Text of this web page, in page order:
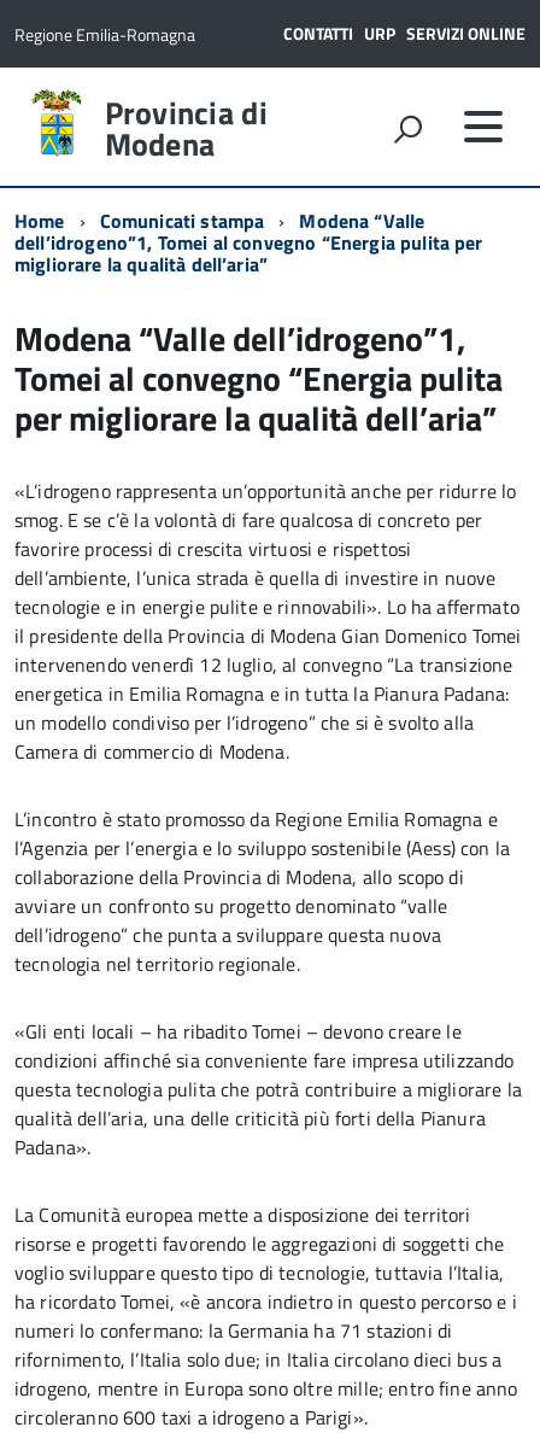
Regione Emilia-Romagna CONTATTI URP SERVIZI ONLINE
Provincia di
Modena
Home Comunicati stampa Modena “Valle
dell’idrogeno”1, Tomei al convegno “Energia pulita per
migliorare la qualità dell’aria”
Modena “Valle dell’idrogeno”1,
Tomei al convegno “Energia pulita
per migliorare la qualità dell’aria”
«L’idrogeno rappresenta un’opportunità anche per ridurre lo
smog. E se c’è la volontà di fare qualcosa di concreto per
favorire processi di crescita virtuosi e rispettosi
dell’ambiente, l’unica strada è quella di investire in nuove
tecnologie e in energie pulite e rinnovabili». Lo ha affermato
il presidente della Provincia di Modena Gian Domenico Tomei
intervenendo venerdì 12 luglio, al convegno “La transizione
energetica in Emilia Romagna e in tutta la Pianura Padana:
un modello condiviso per l’idrogeno” che si è svolto alla
Camera di commercio di Modena.
L’incontro è stato promosso da Regione Emilia Romagna e
l’Agenzia per l’energia e lo sviluppo sostenibile (Aess) con la
collaborazione della Provincia di Modena, allo scopo di
avviare un confronto su progetto denominato “valle
dell’idrogeno” che punta a sviluppare questa nuova
tecnologia nel territorio regionale.
«Gli enti locali – ha ribadito Tomei – devono creare le
condizioni affinché sia conveniente fare impresa utilizzando
questa tecnologia pulita che potrà contribuire a migliorare la
qualità dell’aria, una delle criticità più forti della Pianura
Padana».
La Comunità europea mette a disposizione dei territori
risorse e progetti favorendo le aggregazioni di soggetti che
voglio sviluppare questo tipo di tecnologie, tuttavia l’Italia,
ha ricordato Tomei, «è ancora indietro in questo percorso e i
numeri lo confermano: la Germania ha 71 stazioni di
rifornimento, l’Italia solo due; in Italia circolano dieci bus a
idrogeno, mentre in Europa sono oltre mille; entro fine anno
circoleranno 600 taxi a idrogeno a Parigi».